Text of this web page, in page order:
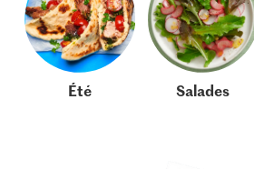
Été Salades